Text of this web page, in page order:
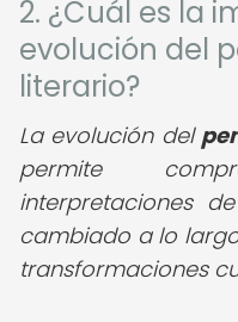
2. ¿Cuál es la
evolución del
literario?
La evolución del
permite
interpretaciones
cambiado a lo
transformaciones